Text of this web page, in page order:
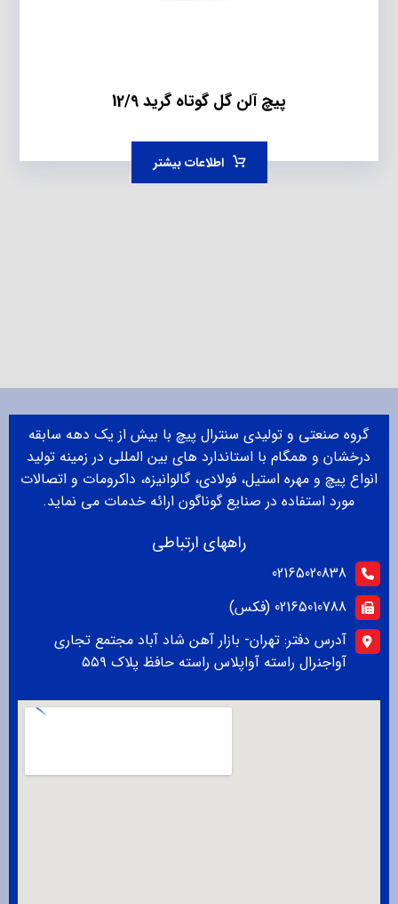
پیچ آلن گل گوتاه گرید 12/9
اطلاعات بیشتر
گروه صنعتی و تولیدی سنترال پیچ با بیش از یک دهه سابقه
درخشان و همگام با استاندارد های بین المللی در زمینه تولید
انواع پیچ و مهره استیل، فولادی، گالوانیزه، داکرومات و اتصالات
مورد استفاده در صنایع گوناگون ارائه خدمات می نماید.
راههای ارتباطی
02165020838
02165010788 (فکس)
آدرس دفتر: تهران- بازار آهن شاد آباد مجتمع تجاری
آواجنرال راسته آواپلاس راسته حافظ پلاک ۵۵۹